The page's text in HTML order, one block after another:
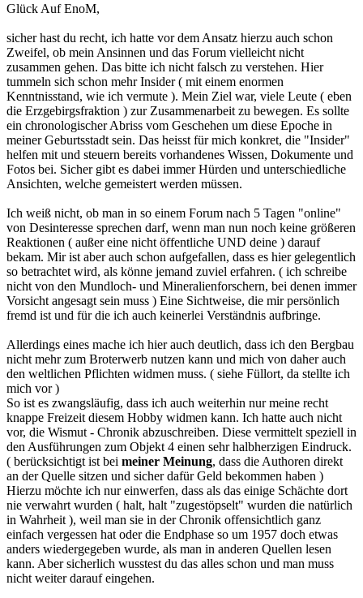
Glück Auf EnoM,
sicher hast du recht, ich hatte vor dem Ansatz hierzu auch schon
Zweifel, ob mein Ansinnen und das Forum vielleicht nicht
zusammen gehen. Das bitte ich nicht falsch zu verstehen. Hier
tummeln sich schon mehr Insider ( mit einem enormen
Kenntnisstand, wie ich vermute ). Mein Ziel war, viele Leute ( eben
die Erzgebirgsfraktion ) zur Zusammenarbeit zu bewegen. Es sollte
ein chronologischer Abriss vom Geschehen um diese Epoche in
meiner Geburtsstadt sein. Das heisst für mich konkret, die "Insider"
helfen mit und steuern bereits vorhandenes Wissen, Dokumente und
Fotos bei. Sicher gibt es dabei immer Hürden und unterschiedliche
Ansichten, welche gemeistert werden müssen.
Ich weiß nicht, ob man in so einem Forum nach 5 Tagen "online"
von Desinteresse sprechen darf, wenn man nun noch keine größeren
Reaktionen ( außer eine nicht öffentliche UND deine ) darauf
bekam. Mir ist aber auch schon aufgefallen, dass es hier gelegentlich
so betrachtet wird, als könne jemand zuviel erfahren. ( ich schreibe
nicht von den Mundloch- und Mineralienforschern, bei denen immer
Vorsicht angesagt sein muss ) Eine Sichtweise, die mir persönlich
fremd ist und für die ich auch keinerlei Verständnis aufbringe.
Allerdings eines mache ich hier auch deutlich, dass ich den Bergbau
nicht mehr zum Broterwerb nutzen kann und mich von daher auch
den weltlichen Pflichten widmen muss. ( siehe Füllort, da stellte ich
mich vor )
So ist es zwangsläufig, dass ich auch weiterhin nur meine recht
knappe Freizeit diesem Hobby widmen kann. Ich hatte auch nicht
vor, die Wismut - Chronik abzuschreiben. Diese vermittelt speziell in
den Ausführungen zum Objekt 4 einen sehr halbherzigen Eindruck.
( berücksichtigt ist bei meiner Meinung, dass die Authoren direkt
an der Quelle sitzen und sicher dafür Geld bekommen haben )
Hierzu möchte ich nur einwerfen, dass als das einige Schächte dort
nie verwahrt wurden ( halt, halt "zugestöpselt" wurden die natürlich
in Wahrheit ), weil man sie in der Chronik offensichtlich ganz
einfach vergessen hat oder die Endphase so um 1957 doch etwas
anders wiedergegeben wurde, als man in anderen Quellen lesen
kann. Aber sicherlich wusstest du das alles schon und man muss
nicht weiter darauf eingehen.